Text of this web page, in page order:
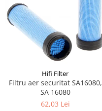
Intrerupator 3 pozitii
Relee 12V
Relee 24V
Modul electronic
Orometru
Microintrerupator
Senzori utilaje
Piese Barford
Piese Antonio Carraro
Piese Ammann
Piese Ahlmann
Piese Aebi
Piese SDMO
Hifi Filter
Filtru aer securitat SA16080,
SA 16080
62,03 Lei